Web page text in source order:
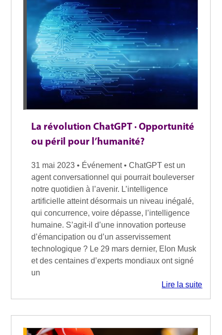
La révolution ChatGPT · Opportunité
ou péril pour l’humanité?
31 mai 2023 • Événement • ChatGPT est un
agent conversationnel qui pourrait bouleverser
notre quotidien à l’avenir. L’intelligence
artificielle atteint désormais un niveau inégalé,
qui concurrence, voire dépasse, l’intelligence
humaine. S’agit-il d’une innovation porteuse
d’émancipation ou d’un asservissement
technologique ? Le 29 mars dernier, Elon Musk
et des centaines d’experts mondiaux ont signé
un
Lire la suite